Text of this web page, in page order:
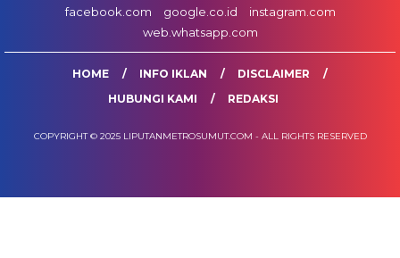
facebook.com
google.co.id
instagram.com
web.whatsapp.com
HOME INFO IKLAN
DISCLAIMER
HUBUNGI KAMI
REDAKSI
COPYRIGHT © 2025 LIPUTANMETROSUMUT.COM - ALL RIGHTS RESERVED